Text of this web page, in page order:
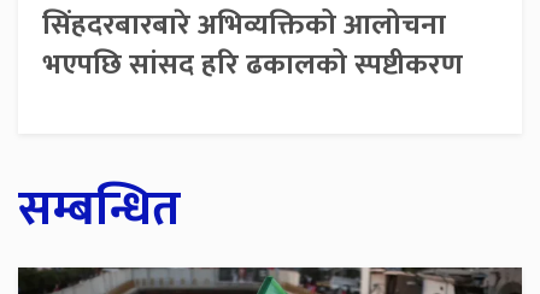
सिंहदरबारबारे अभिव्यक्तिको आलोचना
भएपछि सांसद हरि ढकालको स्पष्टीकरण
सम्बन्धित